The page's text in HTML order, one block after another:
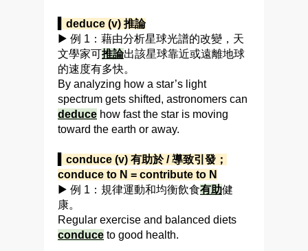
▍deduce (v) 推論
▶ 例 1：藉由分析星球光譜的改變，天
文學家可推論出該星球靠近或遠離地球
的速度有多快。
By analyzing how a star’s light
spectrum gets shifted, astronomers can
deduce how fast the star is moving
toward the earth or away.
▍conduce (v) 有助於 / 導致引發；
conduce to N = contribute to N
▶ 例 1：規律運動和均衡飲食有助健
康。
Regular exercise and balanced diets
conduce to good health.